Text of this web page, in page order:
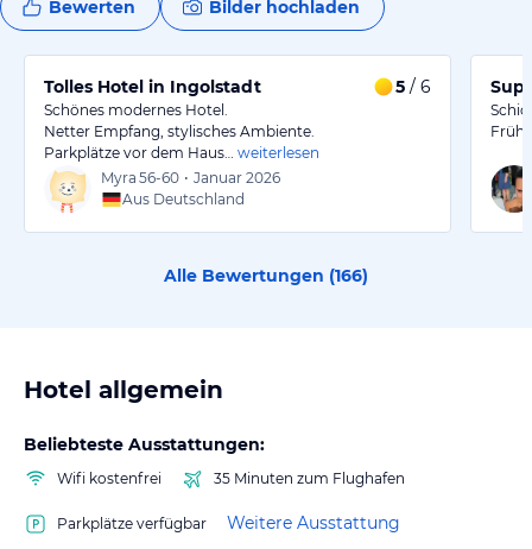
Bewerten Bilder hochladen
Tolles Hotel in Ingolstadt 5 / 6
Schönes modernes Hotel.
Netter Empfang, stylisches Ambiente.
Parkplätze vor dem Haus…
weiterlesen
Myra 56-60 • Januar 2026
Aus Deutschland
Alle Bewertungen (166)
Hotel allgemein
Beliebteste Ausstattungen:
Wifi kostenfrei 35 Minuten zum Flughafen
Parkplätze verfügbar Weitere Ausstattung